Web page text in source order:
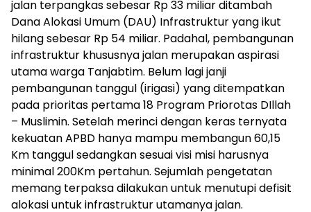
jalan terpangkas sebesar Rp 33 miliar ditambah
Dana Alokasi Umum (DAU) Infrastruktur yang ikut
hilang sebesar Rp 54 miliar. Padahal, pembangunan
infrastruktur khususnya jalan merupakan aspirasi
utama warga Tanjabtim. Belum lagi janji
pembangunan tanggul (irigasi) yang ditempatkan
pada prioritas pertama 18 Program Priorotas DIllah
– Muslimin. Setelah merinci dengan keras ternyata
kekuatan APBD hanya mampu membangun 60,15
Km tanggul sedangkan sesuai visi misi harusnya
minimal 200Km pertahun. Sejumlah pengetatan
memang terpaksa dilakukan untuk menutupi defisit
alokasi untuk infrastruktur utamanya jalan.